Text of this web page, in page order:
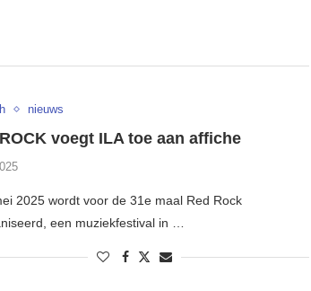
nieuws
voegt ILA toe aan affiche
2025 wordt voor de 31e maal Red Rock
een muziekfestival in …